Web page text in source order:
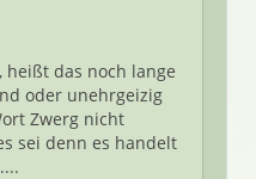
das noch lange
oder unehrgeizig
Zwerg nicht
sei denn es handelt